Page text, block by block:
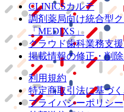
CLINICSカルテ
調剤薬局向け統合型
「MEDIXS」
クラウド歯科業務支
掲載情報の修正・削
利用規約
特定商取引法に基づ
プライバシーポリシー